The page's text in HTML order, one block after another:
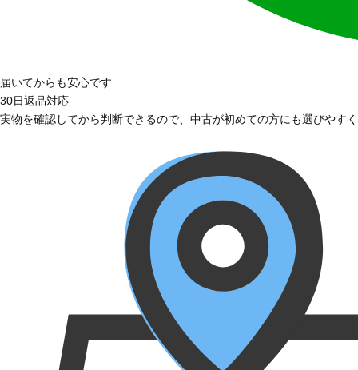
届いてからも安心です
30日返品対応
実物を確認してから判断できるので、中古が初めての方にも選びやす